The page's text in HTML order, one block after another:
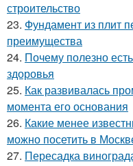
строительство
23. Фундамент из плит
преимущества
24. Почему полезно
здоровья
25. Как развивалась
момента его основания
26. Какие менее
можно посетить в
27. Пересадка